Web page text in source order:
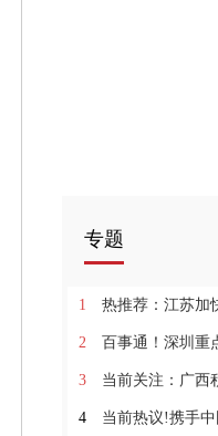
专题
1 热推荐：江苏加快
2 百事通！深圳重点发展氢能等
3 当前关注：广西积极推动氢
4 当前热议!携手中国能建江苏电